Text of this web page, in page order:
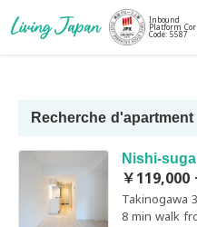
Inbound
Platform
Code: 5587
Recherche d'apartment
Nishi-
￥119,000
Takinogawa
8 min walk